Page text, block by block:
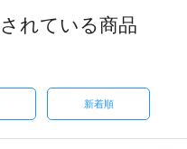
れている商品
新着順